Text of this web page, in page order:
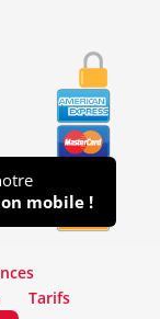
mobile !
Tarifs